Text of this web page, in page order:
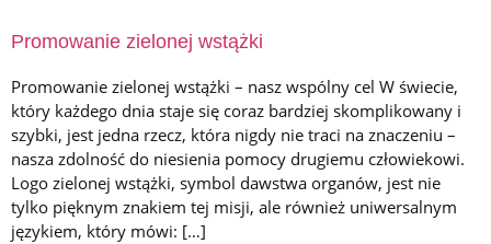
Promowanie zielonej wstążki
Promowanie zielonej wstążki – nasz wspólny cel W świecie,
który każdego dnia staje się coraz bardziej skomplikowany i
szybki, jest jedna rzecz, która nigdy nie traci na znaczeniu –
nasza zdolność do niesienia pomocy drugiemu człowiekowi.
Logo zielonej wstążki, symbol dawstwa organów, jest nie
tylko pięknym znakiem tej misji, ale również uniwersalnym
językiem, który mówi: […]